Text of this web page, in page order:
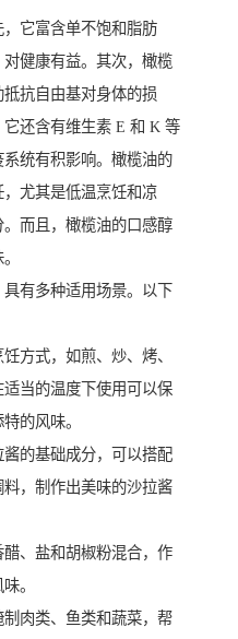
它富含单不饱和脂肪
健康有益。其次，橄榄
抗自由基对身体的损
还含有维生素 E 和 K 等
统有积影响。橄榄油的
尤其是低温烹饪和凉
而且，橄榄油的口感醇
有多种适用场景。以下
方式，如煎、炒、烤、
当的温度下使用可以保
的风味。
的基础成分，可以搭配
，制作出美味的沙拉酱
、盐和胡椒粉混合，作
。
肉类、鱼类和蔬菜，帮